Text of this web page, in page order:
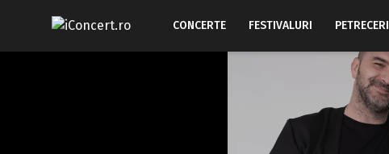
CONCERTE FESTIVALURI PETRECERI